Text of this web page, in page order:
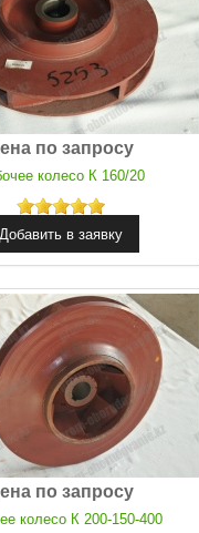
по запросу
колесо К 160/20
по запросу
колесо К 200-150-400